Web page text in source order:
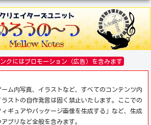
クにはプロモーション（広告）を含みます
ム内写真、イラストなど、すべてのコンテンツ内
ストの自作発言は固く禁止いたします。ここでの
ィギュアやパッケージ画像を生成する」など、生成
プリなど全般を含みます。